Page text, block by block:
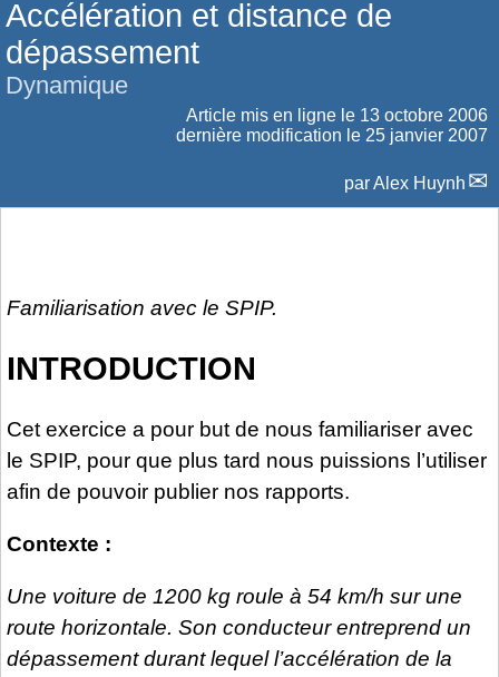
Accélération et distance de
dépassement
Dynamique
Article mis en ligne le 13 octobre 2006
dernière modification le 25 janvier 2007
parAlex Huynh
Familiarisation avec le SPIP.
INTRODUCTION
Cet exercice a pour but de nous familiariser avec
le SPIP, pour que plus tard nous puissions l’utiliser
afin de pouvoir publier nos rapports.
Contexte :
Une voiture de 1200 kg roule à 54 km/h sur une
route horizontale. Son conducteur entreprend un
dépassement durant lequel l’accélération de la